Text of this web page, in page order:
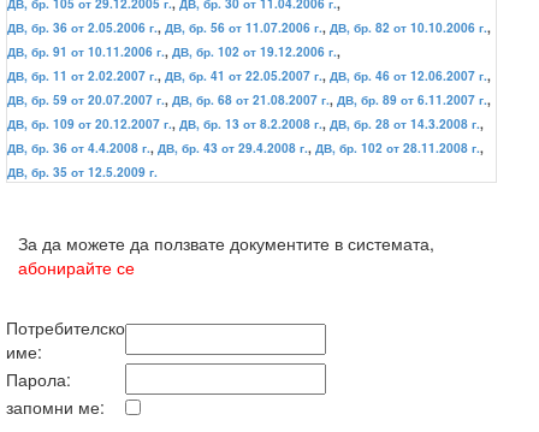
ДВ, бр. 105 от 29.12.2005 г., ДВ, бр. 30 от 11.04.2006 г.,
ДВ, бр. 36 от 2.05.2006 г., ДВ, бр. 56 от 11.07.2006 г., ДВ, бр. 82 от 10.10.2006 г.,
ДВ, бр. 91 от 10.11.2006 г., ДВ, бр. 102 от 19.12.2006 г.,
ДВ, бр. 11 от 2.02.2007 г., ДВ, бр. 41 от 22.05.2007 г., ДВ, бр. 46 от 12.06.2007 г.,
ДВ, бр. 59 от 20.07.2007 г., ДВ, бр. 68 от 21.08.2007 г., ДВ, бр. 89 от 6.11.2007 г.,
ДВ, бр. 109 от 20.12.2007 г., ДВ, бр. 13 от 8.2.2008 г., ДВ, бр. 28 от 14.3.2008 г.,
ДВ, бр. 36 от 4.4.2008 г., ДВ, бр. 43 от 29.4.2008 г., ДВ, бр. 102 от 28.11.2008 г.,
ДВ, бр. 35 от 12.5.2009 г.
За да можете да ползвате документите в системата,
абонирайте се
Потребителско
име:
Парола:
запомни ме: